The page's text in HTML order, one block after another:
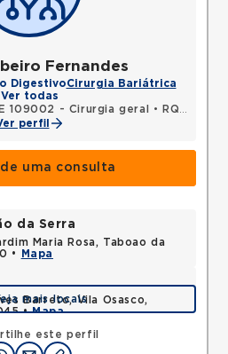
Fernandes
DigestivoCirurgia Bariátrica
Ver todas
109002 - Cirurgia geral •
RQE 109003 - Cirurgia do aparelho digestivo
perfil
uma consulta
este perfil
da Serra
Maria Rosa, Taboao da
•
Mapa
Barreto, Vila Osasco,
•Mapa
mais locais